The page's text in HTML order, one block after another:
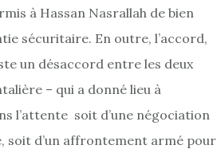
à Hassan Nasrallah de bien
sécuritaire. En outre, l’accord,
un désaccord entre les deux
– qui a donné lieu à
l’attente soit d’une négociation
d’un affrontement armé pour